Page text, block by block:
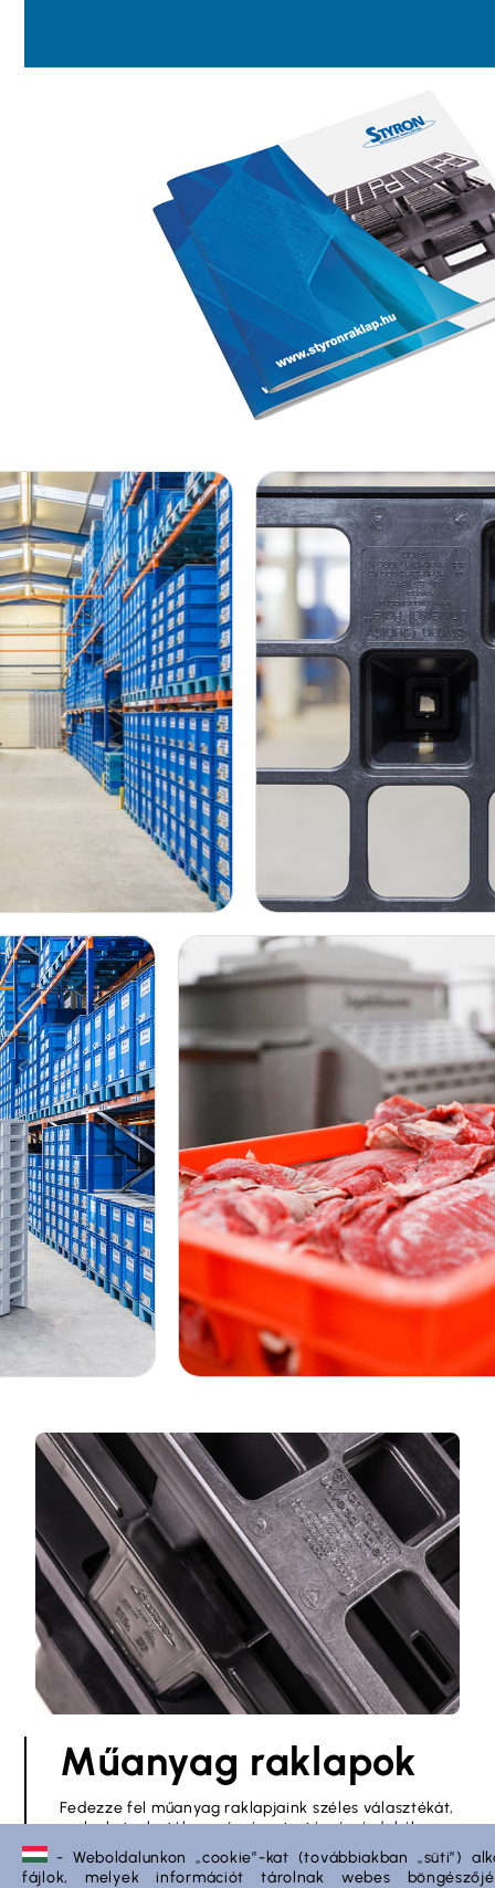
Műanyag raklapok
Fedezze fel műanyag raklapjaink széles választékát,
melyeket a hatékonyság és a tartósság érdekében
terveztünk.
- Weboldalunkon „cookie”-kat (továbbiakban „süti”)
fájlok, melyek információt tárolnak webes